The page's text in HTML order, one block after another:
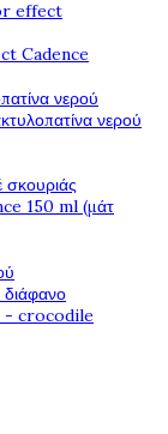
effect
Cadence
νερού
νερού
σκουριάς
150 ml (μάτ
- crocodile